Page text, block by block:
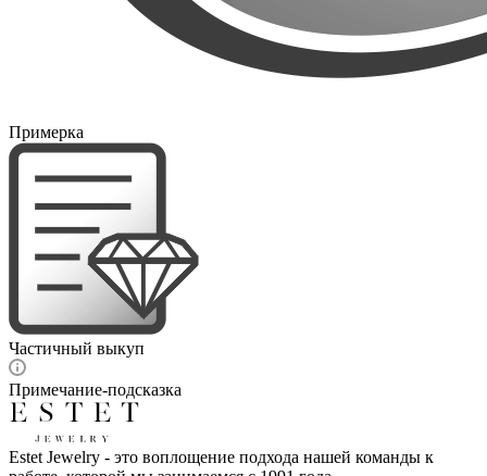
Примерка
Частичный выкуп
Примечание-подсказка
Estet Jewelry - это воплощение подхода нашей команды к